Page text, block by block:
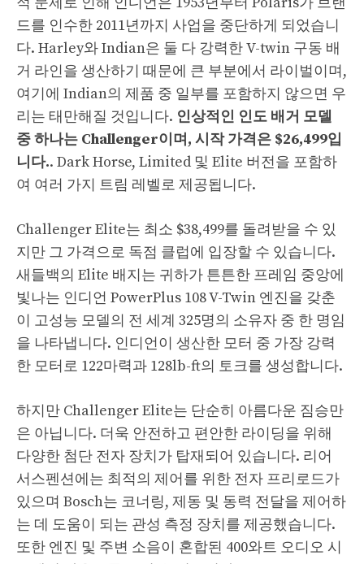
드를 인수한 2011년까지 사업을 중단하게 되었습니
다. Harley와 Indian은 둘 다 강력한 V-twin 구동 배
거 라인을 생산하기 때문에 큰 부분에서 라이벌이며,
여기에 Indian의 제품 중 일부를 포함하지 않으면 우
리는 태만해질 것입니다. 인상적인 인도 배거 모델
중 하나는 Challenger이며, 시작 가격은 $26,499입
니다.. Dark Horse, Limited 및 Elite 버전을 포함하
여 여러 가지 트림 레벨로 제공됩니다.
Challenger Elite는 최소 $38,499를 돌려받을 수 있
지만 그 가격으로 독점 클럽에 입장할 수 있습니다.
새들백의 Elite 배지는 귀하가 튼튼한 프레임 중앙에
빛나는 인디언 PowerPlus 108 V-Twin 엔진을 갖춘
이 고성능 모델의 전 세계 325명의 소유자 중 한 명임
을 나타냅니다. 인디언이 생산한 모터 중 가장 강력
한 모터로 122마력과 128lb-ft의 토크를 생성합니다.
하지만 Challenger Elite는 단순히 아름다운 짐승만
은 아닙니다. 더욱 안전하고 편안한 라이딩을 위해
다양한 첨단 전자 장치가 탑재되어 있습니다. 리어
서스펜션에는 최적의 제어를 위한 전자 프리로드가
있으며 Bosch는 코너링, 제동 및 동력 전달을 제어하
는 ​​데 도움이 되는 관성 측정 장치를 제공했습니다.
또한 엔진 및 주변 소음이 혼합된 400와트 오디오 시